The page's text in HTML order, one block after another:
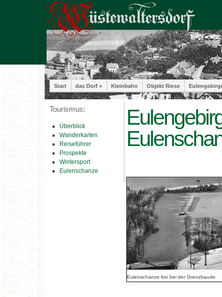
Start das Dorf » Kleinbahn Objekt Riese
Tourismus:
Überblick
Wanderkarten
Reiseführer
Prospekte
Wintersport
Eulenschanze
Eulenschanze bei bei der Grenzbaude